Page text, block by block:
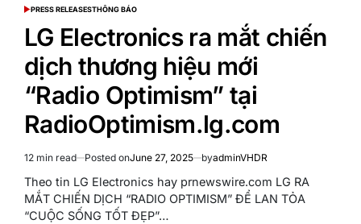
POSTED
PRESS RELEASESTHÔNG BÁO
LG Electronics ra mắt chiến
dịch thương hiệu mới
“Radio Optimism” tại
RadioOptimism.lg.com
Estimated
read
time
12 min read Posted onJune 27, 2025 byadminVHDR
Theo tin LG Electronics hay prnewswire.com LG RA
MẮT CHIẾN DỊCH “RADIO OPTIMISM” ĐỂ LAN TỎA
“CUỘC SỐNG TỐT ĐẸP”…